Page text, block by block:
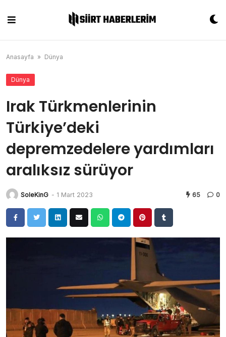
content
Anasayfa » Dünya
Dünya
Irak Türkmenlerinin
Türkiye’deki
depremzedelere yardımları
aralıksız sürüyor
SoleKinG - 1 Mart 2023 65 0